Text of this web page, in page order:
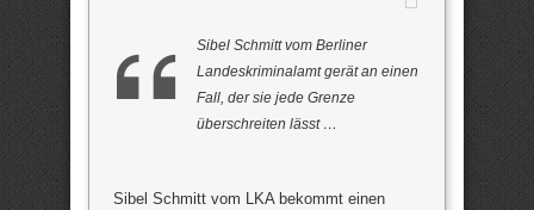
Sibel Schmitt vom Berliner
Landeskriminalamt gerät an einen
Fall, der sie jede Grenze
überschreiten lässt …
Sibel Schmitt vom LKA bekommt einen